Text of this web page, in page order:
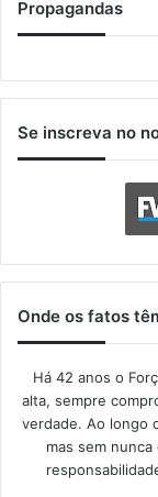
Propagandas
Se inscreva no
Onde os fatos
Há 42 anos o
alta, sempre
verdade. Ao longo
mas sem